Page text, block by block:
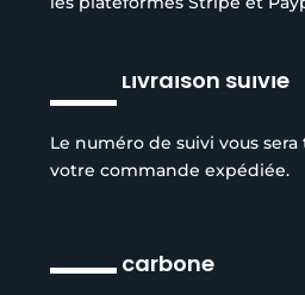
Livraison suivie
Le numéro de suivi vous
votre commande expédiée.
carbone